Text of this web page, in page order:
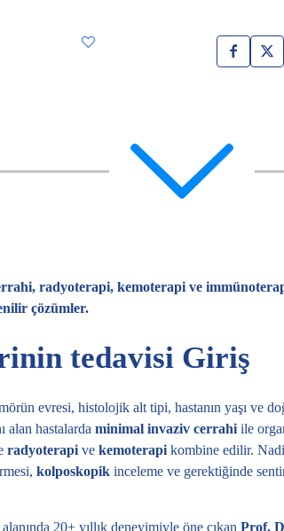
radyoterapi, kemoterapi ve
çözümler.
tedavisi Giriş
evresi, histolojik alt tipi, hastanın yaşı ve
alan hastalarda minimal invaziv cerrahiile
radyoterapive kemoterapikombine edilir.
kolposkopikinceleme ve gerektiğinde
20+ yıllık deneyimiyle öne çıkan Prof.